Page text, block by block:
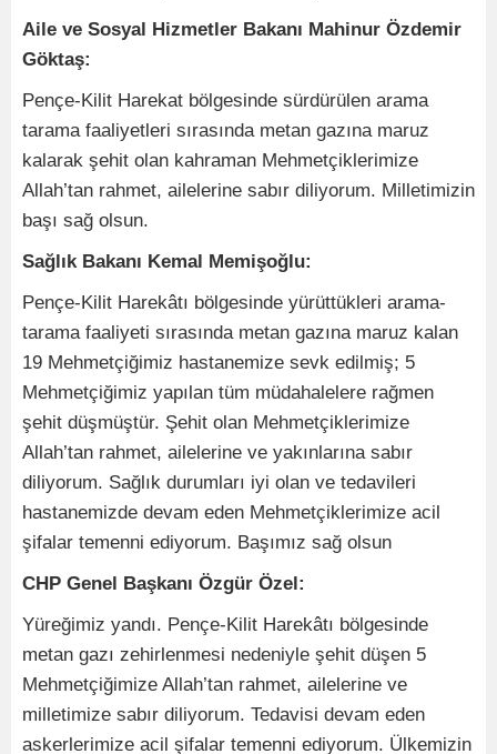
Aile ve Sosyal Hizmetler Bakanı Mahinur Özdemir
Göktaş:
Pençe-Kilit Harekat bölgesinde sürdürülen arama
tarama faaliyetleri sırasında metan gazına maruz
kalarak şehit olan kahraman Mehmetçiklerimize
Allah’tan rahmet, ailelerine sabır diliyorum. Milletimizin
başı sağ olsun.
Sağlık Bakanı Kemal Memişoğlu:
Pençe-Kilit Harekâtı bölgesinde yürüttükleri arama-
tarama faaliyeti sırasında metan gazına maruz kalan
19 Mehmetçiğimiz hastanemize sevk edilmiş; 5
Mehmetçiğimiz yapılan tüm müdahalelere rağmen
şehit düşmüştür. Şehit olan Mehmetçiklerimize
Allah’tan rahmet, ailelerine ve yakınlarına sabır
diliyorum. Sağlık durumları iyi olan ve tedavileri
hastanemizde devam eden Mehmetçiklerimize acil
şifalar temenni ediyorum. Başımız sağ olsun
CHP Genel Başkanı Özgür Özel:
Yüreğimiz yandı. Pençe-Kilit Harekâtı bölgesinde
metan gazı zehirlenmesi nedeniyle şehit düşen 5
Mehmetçiğimize Allah’tan rahmet, ailelerine ve
milletimize sabır diliyorum. Tedavisi devam eden
askerlerimize acil şifalar temenni ediyorum. Ülkemizin